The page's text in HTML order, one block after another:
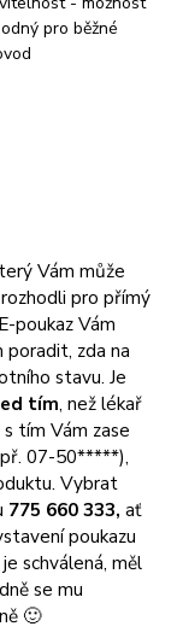
pro běžné
Vám může
pro přímý
poukaz Vám
poradit, zda na
stavu. Je
tím, než lékař
s tím Vám zase
07-50*****),
Vybrat
775 660 333, ať
poukazu
schválená, měl
se mu
🙂